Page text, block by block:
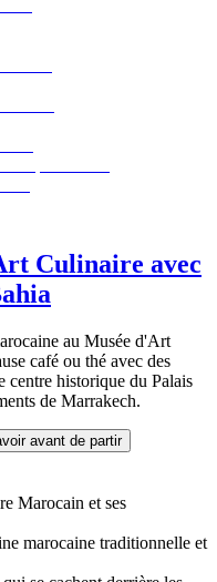
Culinaire avec
au Musée d'Art
café ou thé avec des
centre historique du Palais
de Marrakech.
avant de partir
Marocain et ses
marocaine traditionnelle et